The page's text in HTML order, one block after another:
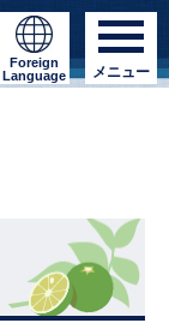
Foreign
Language
メニュー